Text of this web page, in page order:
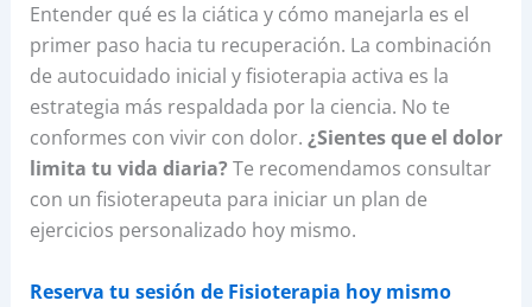
Entender qué es la ciática y cómo manejarla es el
primer paso hacia tu recuperación. La combinación
de autocuidado inicial y fisioterapia activa es la
estrategia más respaldada por la ciencia. No te
conformes con vivir con dolor. ¿Sientes que el dolor
limita tu vida diaria? Te recomendamos consultar
con un fisioterapeuta para iniciar un plan de
ejercicios personalizado hoy mismo.
Reserva tu sesión de Fisioterapia hoy mismo